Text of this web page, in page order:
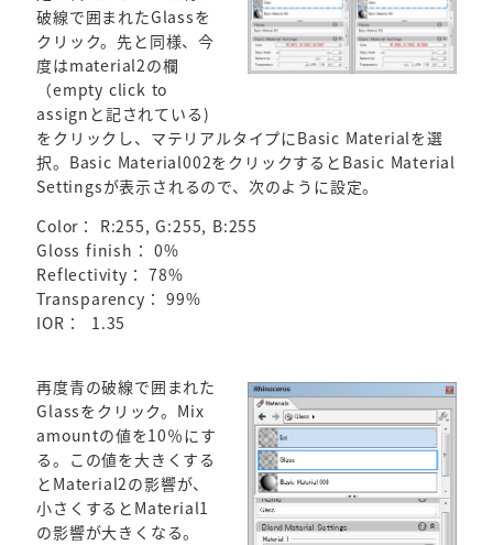
破線で囲まれたGlassを
クリック。先と同様、今
度はmaterial2の欄
（empty click to
assignと記されている)
をクリックし、マテリアルタイプにBasic Materialを選
択。Basic Material002をクリックするとBasic Material
Settingsが表示されるので、次のように設定。
Color： R:255, G:255, B:255
Gloss finish： 0%
Reflectivity： 78%
Transparency： 99%
IOR： 1.35
再度青の破線で囲まれた
Glassをクリック。Mix
amountの値を10％にす
る。この値を大きくする
とMaterial2の影響が、
小さくするとMaterial1
の影響が大きくなる。